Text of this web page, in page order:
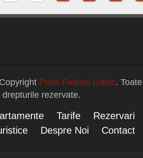
Perla Falezei Galati. Toate
drepturile rezervate.
Tarife
Rezervari
Despre Noi Contact